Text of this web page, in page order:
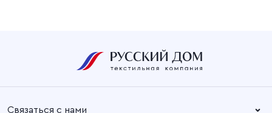
Связаться с нами